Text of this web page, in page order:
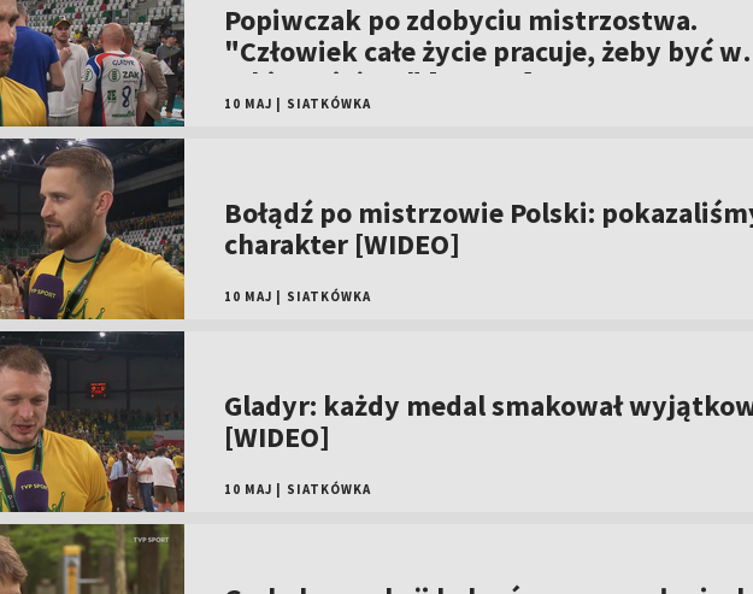
Popiwczak po zdobyciu mistrzostwa.
"Człowiek całe życie pracuje, żeby być w
takim miejscu" [WIDEO]
10 MAJ SIATKÓWKA
Bołądź po mistrzowie Polski:
charakter [WIDEO]
10 MAJ SIATKÓWKA
Gladyr: każdy medal smakował
[WIDEO]
10 MAJ SIATKÓWKA